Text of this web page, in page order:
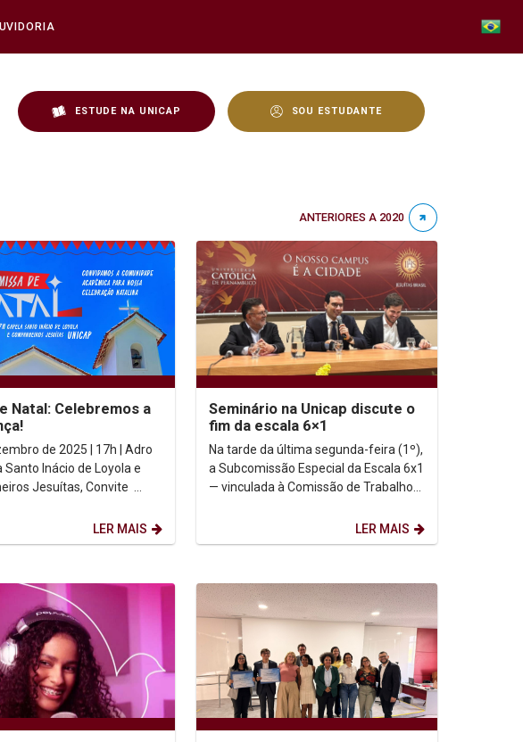
ESTUDE NA UNICAP SOU ESTUDANTE
ANTERIORES A 2020
Natal: Celebremos a
de 2025 | 17h | Adro
Santo Inácio de Loyola e
Jesuítas, Convite
LER MAIS
Seminário na Unicap discute o
fim da escala 6×1
Na tarde da última segunda-feira (1º),
a Subcomissão Especial da Escala 6x1
— vinculada à Comissão de Trabalho
LER MAIS